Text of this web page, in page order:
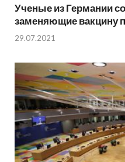
Ученые из Германии
заменяющие вакцину
29.07.2021